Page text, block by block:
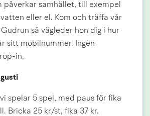
påverkar samhället, till exempel
eller el. Kom och träffa vår
så vägleder hon dig i hur
sitt mobilnummer. Ingen
in.
vi spelar 5 spel, med paus för fika
Bricka 25 kr/st, fika 37 kr.